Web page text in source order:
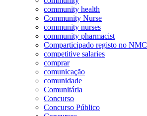
community health
Community Nurse
community nurses
community pharmacist
Comparticipado registo no NMC
competitive salaries
comprar
comunicação
comunidade
Comunitária
Concurso
Concurso Público